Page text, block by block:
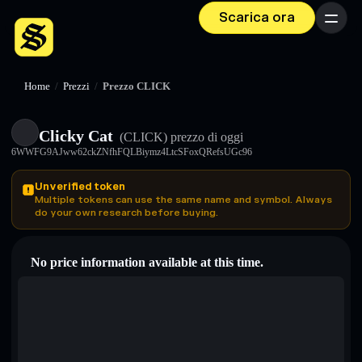
Scarica ora Menu
Home / Prezzi / Prezzo CLICK
Clicky Cat (CLICK) prezzo di oggi
6WWFG9AJww62ckZNfhFQLBiymz4LtcSFoxQRefsUGc96
Unverified token
Multiple tokens can use the same name and symbol. Always
do your own research before buying.
No price information available at this time.